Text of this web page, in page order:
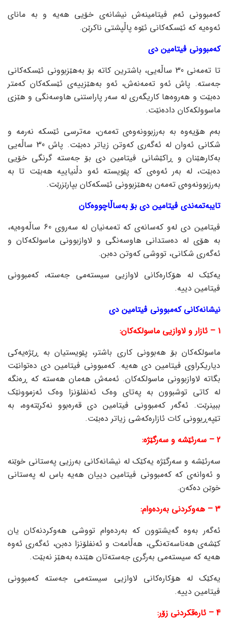
کەمبوونی ئەم ڤیتامینەش نیشانەی خۆیی هەیە و بە مانای
ئەوەیە کە ئێسکەکانی ئێوە پاڵپشتی ناکرێن.
کەمبوونی ڤیتامین دی
تا تەمەنی 30 ساڵەیی، باشترین کاتە بۆ بەهێزبوونی ئێسکەکانی
جەستە. پاش ئەو تەمەنەش، ئەو بەهێزییەی ئێسکەکان کەمتر
دەبێت و هەروەها کاریگەری لە سەر پاراستنی هاوسەنگی و هێزی
ماسوولکەکان دادەنێت.
بەم هۆیەوە بە بەرزبوونەوەی تەمەن، مەترسی ئێسکە نەرمە و
شکانی ئەوان لە ئەگەری کەوتن زیاتر دەبێت. پاش 30 ساڵەیی
بەکارهێنان و ڕاکێشانی ڤیتامین دی بۆ جەستە گرنگی خۆیی
دەبێت، لە بەر ئەوەی کە پێویستە ئەو دڵنیاییە هەبێت تا بە
بەرزبوونەوەی تەمەن بەهێزبوونی ئێسکەکان بپارێزرێت.
تایبەتمەندی ڤیتامین دی بۆ بەساڵاچووەکان
ڤیتامین دی لەو کەسانەی کە تەمەنیان لە سەروی 60 ساڵەوەیە،
بە هۆی لە دەستدانی هاوسەنگی و لاوازبوونی ماسولکەکان و
ئەگەری شکانی، تووشی کەوتن دەبن.
یەکێک لە هۆکارەکانی لاوازیی سیستەمی جەستە، کەمبوونی
ڤیتامین دییە.
نیشانەکانی کەمبوونی ڤیتامین دی
1 – ئازار و لاوازیی ماسولکەکان:
ماسولکەکان بۆ هەبوونی کاری باشتر، پێویستیان بە ڕێژەیەکی
دیاریکراوی ڤیتامین دی هەیە. کەمبوونی ڤیتامین دی دەتوانێت
بگاتە لاوازبوونی ماسولکەکان. ئەمەش هەمان هەستە کە ڕەنگە
لە کاتی توشبوون بە پەتای وەک ئەنفلۆنزا وەک ئەزموونێک
ببینرێت. ئەگەر کەمبوونی ڤیتامین دی قەرەبوو نەکرێتەوە، بە
تێپەڕبوونی کات ئازارەکەشی زیاتر دەبێت.
2 – سەرئێشە و سەرگێژە:
سەرئێشە و سەرگێژە یەکێک لە نیشانەکانی بەرزیی پەستانی خوێنە
و ئەوانەی کە کەمبوونی ڤیتامین دییان هەیە باس لە پەستانی
خوێن دەکەن.
3 – هەوکردنی بەردەوام:
ئەگەر بەوە گەیشتوون کە بەردەوام تووشی هەوکردنەکان یان
کێشەی هەناسەتەنگی، هەڵامەت و ئەنفلۆنزا دەبن، ئەگەری ئەوە
هەیە کە سیستەمی بەرگری جەستەتان هێندە بەهێز نەبێت.
یەکێک لە هۆکارەکانی لاوازیی سیستەمی جەستە کەمبوونی
ڤیتامین دییە.
4 – ئارەقکردنی زۆر: